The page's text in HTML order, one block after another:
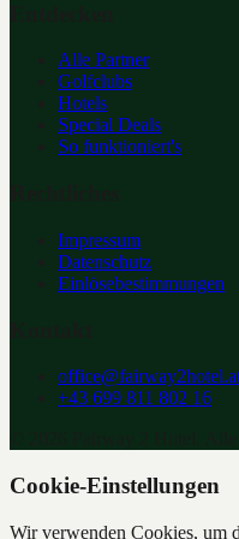
Alle Partner
Golfclubs
Hotels
Special Deals
So funktioniert's
Impressum
Datenschutz
Einlösebestimmungen
+43 699 811 802 16
Cookie-Einstellungen
Wir verwenden Cookies, um